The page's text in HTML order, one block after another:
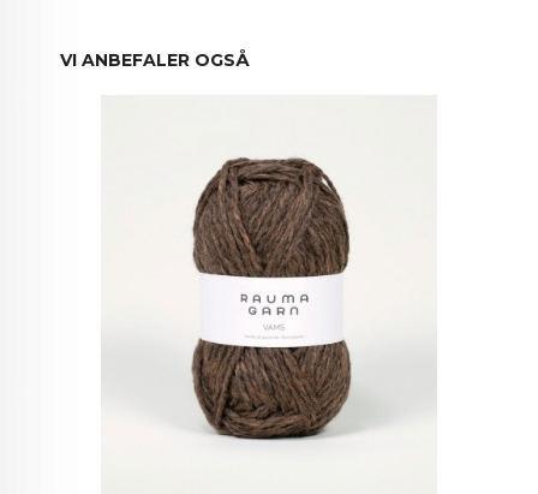
VI ANBEFALER OGSÅ